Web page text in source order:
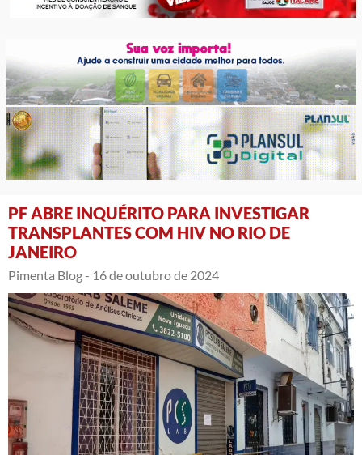
PF ABRE INQUÉRITO PARA INVESTIGAR
TRANSPLANTES COM HIV NO RIO DE
JANEIRO
Pimenta Blog - 16 de outubro de 2024